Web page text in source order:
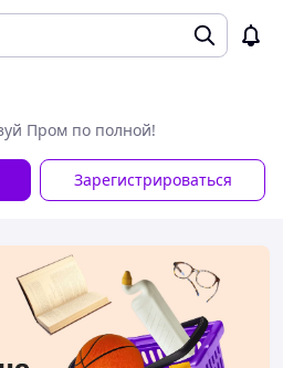
Пром по полной!
Зарегистрироваться